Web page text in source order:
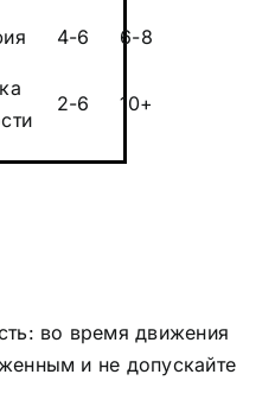
4-6 6-8
2-6 10+
во время движения
и не допускайте